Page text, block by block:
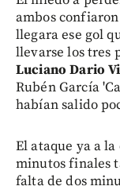
ambos
llegara ese gol
llevarse los tres
Luciano Dario
Rubén García
habían salido
El ataque ya a
minutos finales
falta de dos